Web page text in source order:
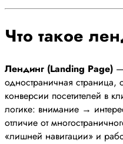
Что такое
Лендинг (Landing Page)
одностраничная
конверсии посетителей в
логике: внимание →
отличие от
«лишней навигации» и